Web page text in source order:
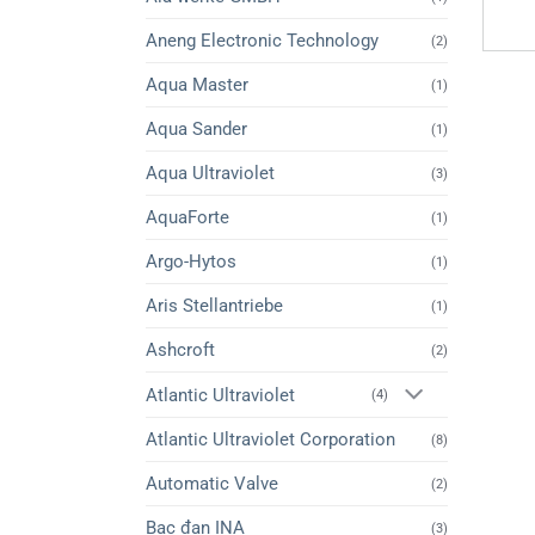
Aneng Electronic Technology (2)
Aqua Master (1)
Aqua Sander (1)
Aqua Ultraviolet (3)
AquaForte (1)
Argo-Hytos (1)
Aris Stellantriebe (1)
Ashcroft (2)
Atlantic Ultraviolet (4)
Atlantic Ultraviolet Corporation (8)
Automatic Valve (2)
Bạc đạn INA (3)